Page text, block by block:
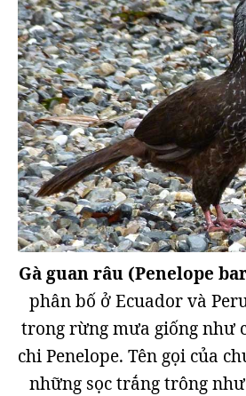
Gà guan râu (Penelope
phân bố ở Ecuador và
trong rừng mưa giống như
chi Penelope. Tên gọi của
những sọc trắng trông